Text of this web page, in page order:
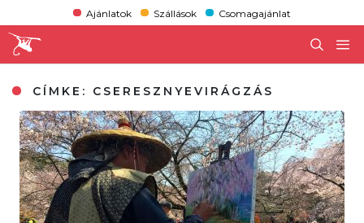
Ajánlatok Szállások Csomagajánlat
CÍMKE: CSERESZNYEVIRÁGZÁS